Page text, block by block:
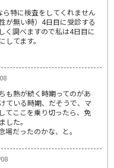
特に検査をしてくれません
が無い時）4日目に受診する
く調べますので私は4日目に
てます。
も熱が続く時期ってのがあ
ている時期、だそうで、マ
てここを乗り切ったら、免
た。
だったのかな、と。